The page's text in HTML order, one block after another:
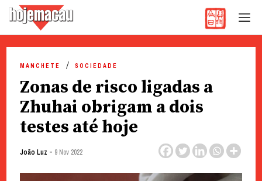
content
MANCHETE SOCIEDADE
Zonas de risco ligadas a
Zhuhai obrigam a dois
testes até hoje
João Luz - 9 Nov 2022